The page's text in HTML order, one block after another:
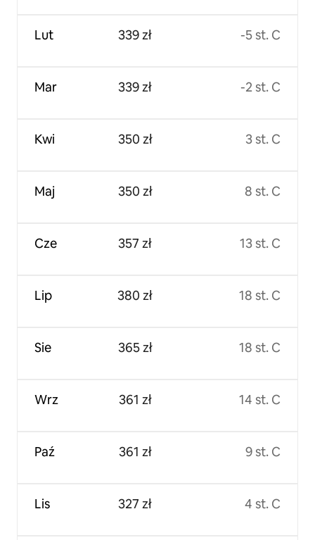
Lut
Mar
Kwi
Maj
Cze
Lip
Sie
Wrz
Paź
Lis
339 zł
339 zł
350 zł
350 zł
357 zł
380 zł
365 zł
361 zł
361 zł
327 zł
-5 st. C
-2 st. C
3 st. C
8 st. C
13 st. C
18 st. C
18 st. C
14 st. C
9 st. C
4 st. C